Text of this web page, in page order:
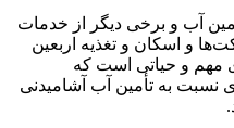
آب و برخی دیگر از خدمات
و اسکان و تغذیه اربعین
مهم و حیاتی است که
نسبت به ‌تأمین آب آشامیدنی